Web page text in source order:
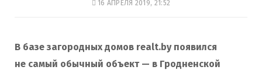
16 АПРЕЛЯ 2019, 21:52
В базе загородных домов realt.by появился
не самый обычный объект — в Гродненской